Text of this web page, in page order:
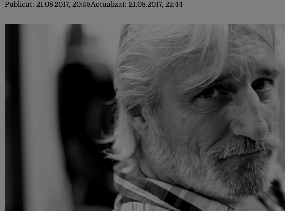
Publicat: 21.08.2017, 20:58Actualizat: 21.08.2017, 22:44